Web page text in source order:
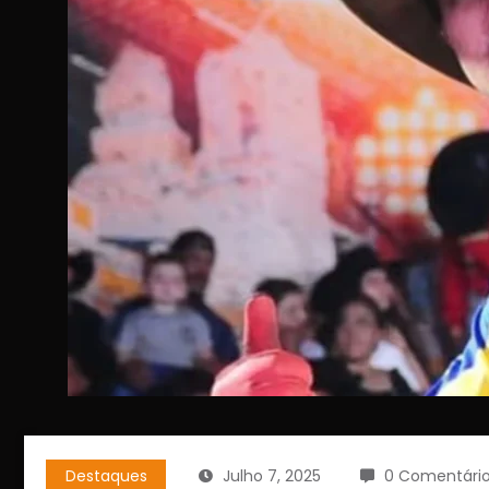
Destaques Julho 7, 2025 0